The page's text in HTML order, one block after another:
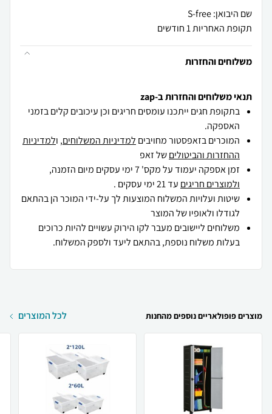
שם היבואן: S-free
תקופת האחריות 1 חודשים
משלוחים והחזרות
תנאי משלוחים והחזרות ב-zap
בתקופת חגים ייתכנו עומסים חריגים וכן עיכובים קלים בזמני
האספקה.
המוכרים בזאפסטור מחויבים למדיניות המשלוחים, ולמדיניות
ההחזרות והביטוליםשל זאפ
זמן אספקה יעמוד על מקס' 7 ימי עסקים מיום הזמנה,
ולמוצרים חריגים עד 21 ימי עסקים .
שיטות ועלויות המשלוח המוצעות לך על-ידי המוכר הן בהתאם
לגודלו ולאופיו של המוצר
משלוחים ליישובים מעבר לקו הירוק עשויים להיות כרוכים
בעלות משלוח נוספת, בהתאם ליעד ולספק המשלוח.
מוצרים פופולאריים נוספים מהחנות לכל המוצרים